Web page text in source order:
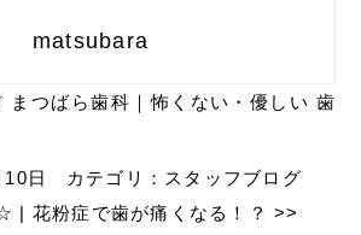
matsubara
まつばら歯科｜怖くない・優しい 歯
日 カテゴリ： スタッフブログ
| 花粉症で歯が痛くなる！？>>